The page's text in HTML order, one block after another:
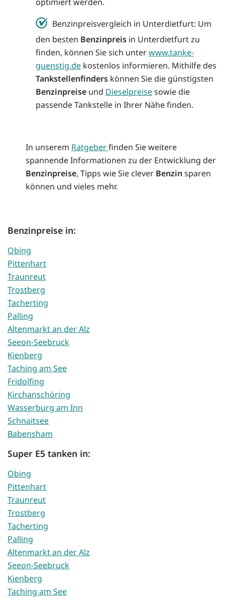
optimiert werden.
Benzinpreisvergleich in Unterdietfurt: Um
den besten Benzinpreis in Unterdietfurt zu
finden, können Sie sich unterwww.tanke-
guenstig.de kostenlos informieren. Mithilfe des
Tankstellenfinders können Sie die günstigsten
Benzinpreise und Dieselpreisesowie die
passende Tankstelle in Ihrer Nähe finden.
In unserem Ratgeberfinden Sie weitere
spannende Informationen zu der Entwicklung der
Benzinpreise, Tipps wie Sie clever Benzin sparen
können und vieles mehr.
Benzinpreise in:
Obing
Pittenhart
Traunreut
Trostberg
Tacherting
Palling
Altenmarkt an der Alz
Seeon-Seebruck
Kienberg
Taching am See
Fridolfing
Kirchanschöring
Wasserburg am Inn
Schnaitsee
Babensham
Super E5 tanken in:
Obing
Pittenhart
Traunreut
Trostberg
Tacherting
Palling
Altenmarkt an der Alz
Seeon-Seebruck
Kienberg
Taching am See